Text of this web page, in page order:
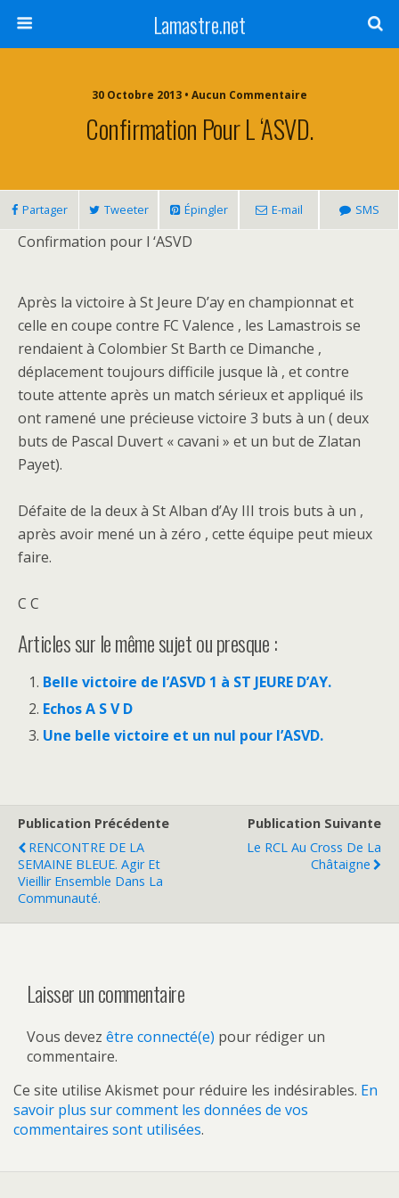
Lamastre.net
30 Octobre 2013 • Aucun Commentaire
Confirmation Pour L ‘ASVD.
Partager Tweeter Épingler E-mail SMS
Confirmation pour l ‘ASVD
Après la victoire à St Jeure D’ay en championnat et
celle en coupe contre FC Valence , les Lamastrois se
rendaient à Colombier St Barth ce Dimanche ,
déplacement toujours difficile jusque là , et contre
toute attente après un match sérieux et appliqué ils
ont ramené une précieuse victoire 3 buts à un ( deux
buts de Pascal Duvert « cavani » et un but de Zlatan
Payet).
Défaite de la deux à St Alban d’Ay III trois buts à un ,
après avoir mené un à zéro , cette équipe peut mieux
faire.
C C
Articles sur le même sujet ou presque :
Belle victoire de l’ASVD 1 à ST JEURE D’AY.
Echos A S V D
Une belle victoire et un nul pour l’ASVD.
Publication Précédente
RENCONTRE DE LA
SEMAINE BLEUE. Agir Et
Vieillir Ensemble Dans La
Communauté.
Publication Suivante
Le RCL Au Cross De La
Châtaigne
Laisser un commentaire
Vous devez être connecté(e) pour rédiger un
commentaire.
Ce site utilise Akismet pour réduire les indésirables. En
savoir plus sur comment les données de vos
commentaires sont utilisées.